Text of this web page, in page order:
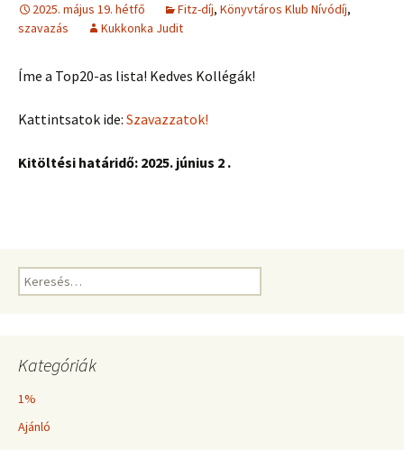
2025. május 19. hétfő Fitz-díj, Könyvtáros Klub Nívódíj,
szavazás
Kukkonka Judit
Íme a Top20-as lista! Kedves Kollégák!
Kattintsatok ide: Szavazzatok!
Kitöltési határidő: 2025. június 2 .
Keresés:
Kategóriák
1%
Ajánló